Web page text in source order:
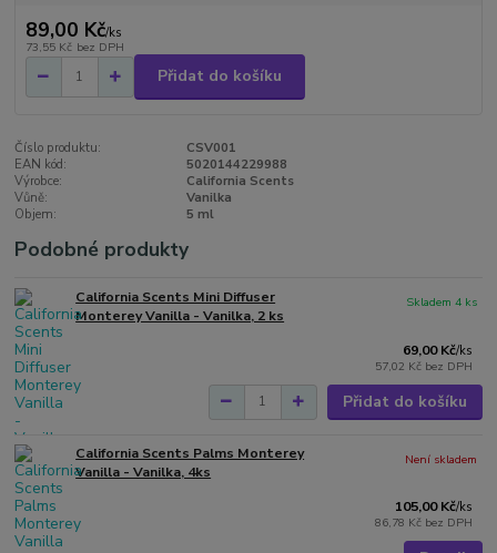
89,00 Kč/ks
73,55 Kč bez DPH
Přidat do košíku
Číslo produktu:
CSV001
EAN kód:
5020144229988
Výrobce:
California Scents
Vůně:
Vanilka
Objem:
5 ml
Podobné produkty
California Scents Mini Diffuser
Monterey Vanilla - Vanilka, 2 ks
69,00 Kč/ks
57,02 Kč bez DPH
Skladem 4 ks
Přidat do košíku
California Scents Palms Monterey
Vanilla - Vanilka, 4ks
105,00 Kč/ks
86,78 Kč bez DPH
Není skladem